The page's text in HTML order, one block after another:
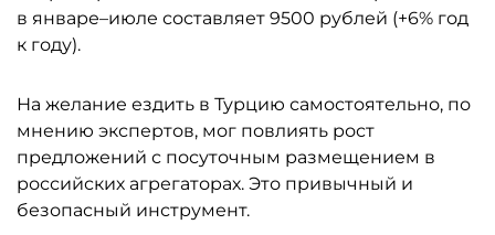
в январе–июле составляет 9500 рублей (+6% год
к году).
На желание ездить в Турцию самостоятельно, по
мнению экспертов, мог повлиять рост
предложений с посуточным размещением в
российских агрегаторах. Это привычный и
безопасный инструмент.